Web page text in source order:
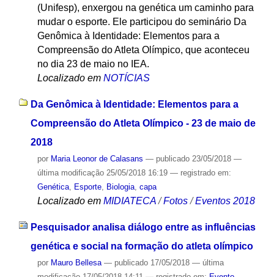
(Unifesp), enxergou na genética um caminho para
mudar o esporte. Ele participou do seminário Da
Genômica à Identidade: Elementos para a
Compreensão do Atleta Olímpico, que aconteceu
no dia 23 de maio no IEA.
Localizado em NOTÍCIAS
Da Genômica à Identidade: Elementos para a
Compreensão do Atleta Olímpico - 23 de maio de
2018
por Maria Leonor de Calasans — publicado23/05/2018 —
última modificação25/05/2018 16:19 — registrado em:
Genética, Esporte, Biologia, capa
Localizado em MIDIATECA /Fotos /Eventos 2018
Pesquisador analisa diálogo entre as influências
genética e social na formação do atleta olímpico
por Mauro Bellesa — publicado17/05/2018 — última